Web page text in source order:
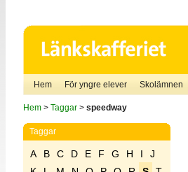
Hem För yngre elever Skolämnen
Hem> Taggar> speedway
Taggar
A B C D E F G H I
J